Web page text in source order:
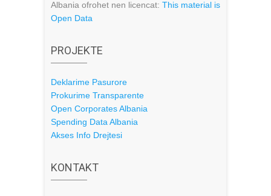
Albania ofrohet nen licencat: This material is
Open Data
PROJEKTE
Deklarime Pasurore
Prokurime Transparente
Open Corporates Albania
Spending Data Albania
Akses Info Drejtesi
KONTAKT